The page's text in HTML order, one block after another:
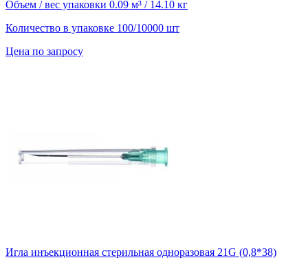
Объем / вес упаковки 0.09 м³ / 14.10 кг
Количество в упаковке 100/10000 шт
Цена по запросу
Игла инъекционная стерильная одноразовая 21G (0,8*38)